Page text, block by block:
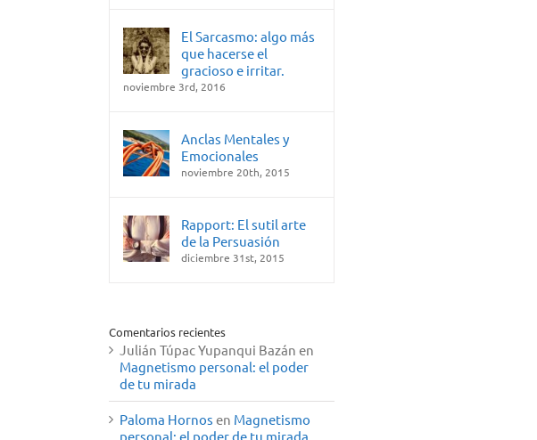
El Sarcasmo: algo más
que hacerse el
gracioso e irritar.
noviembre 3rd, 2016
Anclas Mentales y
Emocionales
noviembre 20th, 2015
Rapport: El sutil arte
de la Persuasión
diciembre 31st, 2015
Comentarios recientes
Julián Túpac Yupanqui Bazán en
Magnetismo personal: el poder
de tu mirada
Paloma Hornos en Magnetismo
personal: el poder de tu mirada